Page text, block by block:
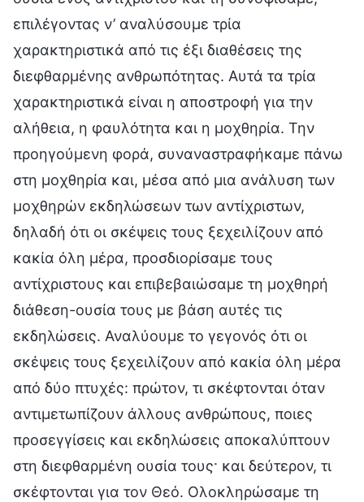
επιλέγοντας ν’ αναλύσουμε τρία
χαρακτηριστικά από τις έξι διαθέσεις της
διεφθαρμένης ανθρωπότητας. Αυτά τα τρία
χαρακτηριστικά είναι η αποστροφή για την
αλήθεια, η φαυλότητα και η μοχθηρία. Την
προηγούμενη φορά, συναναστραφήκαμε πάνω
στη μοχθηρία και, μέσα από μια ανάλυση των
μοχθηρών εκδηλώσεων των αντίχριστων,
δηλαδή ότι οι σκέψεις τους ξεχειλίζουν από
κακία όλη μέρα, προσδιορίσαμε τους
αντίχριστους και επιβεβαιώσαμε τη μοχθηρή
διάθεση-ουσία τους με βάση αυτές τις
εκδηλώσεις. Αναλύουμε το γεγονός ότι οι
σκέψεις τους ξεχειλίζουν από κακία όλη μέρα
από δύο πτυχές: πρώτον, τι σκέφτονται όταν
αντιμετωπίζουν άλλους ανθρώπους, ποιες
προσεγγίσεις και εκδηλώσεις αποκαλύπτουν
στη διεφθαρμένη ουσία τους· και δεύτερον, τι
σκέφτονται για τον Θεό. Ολοκληρώσαμε τη